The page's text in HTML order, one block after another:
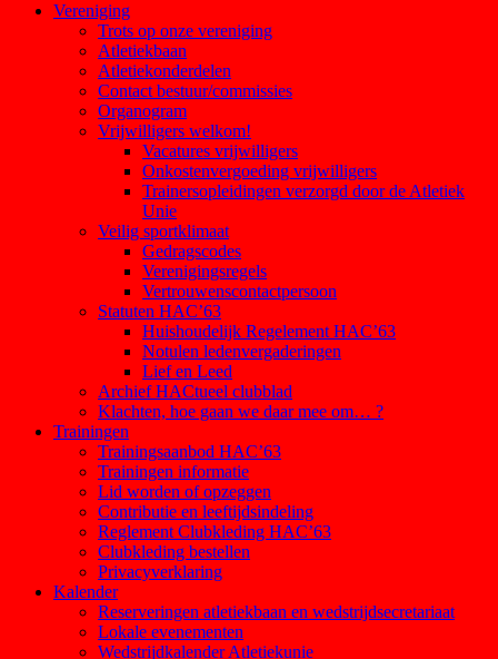
Vereniging
Trots op onze vereniging
Atletiekbaan
Atletiekonderdelen
Contact bestuur/commissies
Organogram
Vrijwilligers welkom!
Vacatures vrijwilligers
Onkostenvergoeding vrijwilligers
Trainersopleidingen verzorgd door de Atletiek
Unie
Veilig sportklimaat
Gedragscodes
Verenigingsregels
Vertrouwenscontactpersoon
Statuten HAC’63
Huishoudelijk Regelement HAC’63
Notulen ledenvergaderingen
Lief en Leed
Archief HACtueel clubblad
Klachten, hoe gaan we daar mee om… ?
Trainingen
Trainingsaanbod HAC’63
Trainingen informatie
Lid worden of opzeggen
Contributie en leeftijdsindeling
Reglement Clubkleding HAC’63
Clubkleding bestellen
Privacyverklaring
Kalender
Reserveringen atletiekbaan en wedstrijdsecretariaat
Lokale evenementen
Wedstrijdkalender Atletiekunie